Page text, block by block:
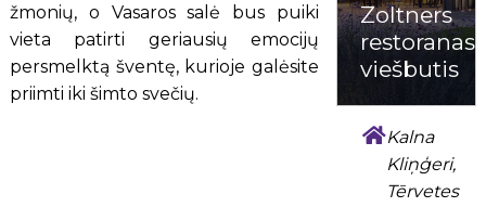
Zoltners
restoranas,
viešbutis
Kalna
Kliņģeri,
Tērvetes
žmonių, o Vasaros salė bus puiki
vieta patirti geriausių emocijų
persmelktą šventę, kurioje galėsite
priimti iki šimto svečių.